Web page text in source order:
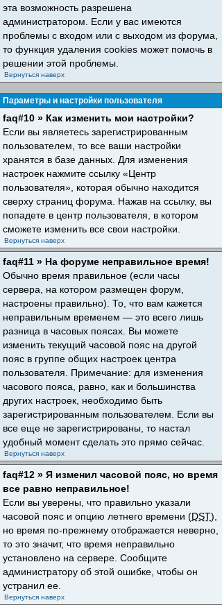
эта возможность разрешена
администратором. Если у вас имеются
проблемы с входом или с выходом из форума,
то функция удаления cookies может помочь в
решении этой проблемы.
Вернуться наверх
Параметры и настройки пользователя
faq#10 » Как изменить мои настройки?
Если вы являетесь зарегистрированным
пользователем, то все ваши настройки
хранятся в базе данных. Для изменения
настроек нажмите ссылку «Центр
пользователя», которая обычно находится
сверху страниц форума. Нажав на ссылку, вы
попадете в центр пользователя, в котором
сможете изменить все свои настройки.
Вернуться наверх
faq#11 » На форуме неправильное время!
Обычно время правильное (если часы
сервера, на котором размещен форум,
настроены правильно). То, что вам кажется
неправильным временем — это всего лишь
разница в часовых поясах. Вы можете
изменить текущий часовой пояс на другой
пояс в группе общих настроек центра
пользователя. Примечание: для изменения
часового пояса, равно, как и большинства
других настроек, необходимо быть
зарегистрированным пользователем. Если вы
все еще не зарегистрированы, то настал
удобный момент сделать это прямо сейчас.
Вернуться наверх
faq#12 » Я изменил часовой пояс, но время
все равно неправильное!
Если вы уверены, что правильно указали
часовой пояс и опцию летнего времени (DST),
но время по-прежнему отображается неверно,
то это значит, что время неправильно
установлено на сервере. Сообщите
администратору об этой ошибке, чтобы он
устранил ее.
Вернуться наверх